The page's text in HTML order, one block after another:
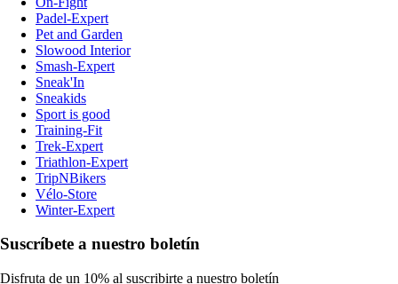
Padel-Expert
Pet and Garden
Slowood Interior
Smash-Expert
Sneak'In
Sneakids
Sport is good
Training-Fit
Trek-Expert
Triathlon-Expert
TripNBikers
Vélo-Store
Winter-Expert
Suscríbete a nuestro boletín
Disfruta de un 10% al suscribirte a nuestro boletín